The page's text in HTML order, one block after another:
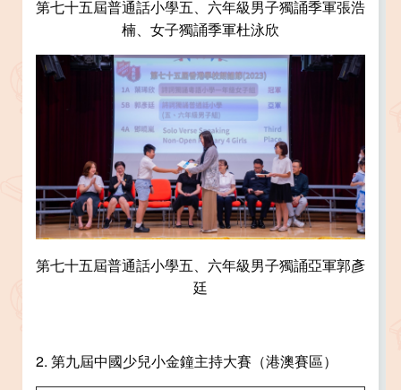
第七十五屆普通話小學五、六年級男子獨誦季軍張浩
楠、女子獨誦季軍杜泳欣
第七十五屆普通話小學五、六年級男子獨誦亞軍郭彥
廷
2. 第九屆中國少兒小金鐘主持大賽（港澳賽區）